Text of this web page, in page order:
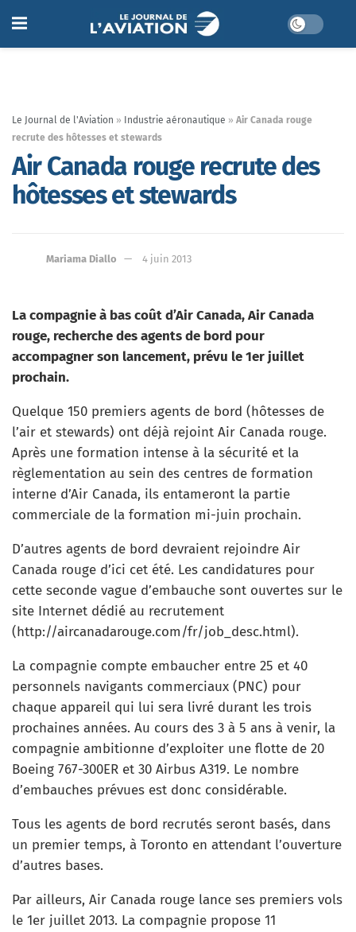
Le Journal de l'Aviation » Industrie aéronautique » Air Canada rouge
recrute des hôtesses et stewards
Air Canada rouge recrute des
hôtesses et stewards
Mariama Diallo 4 juin 2013
La compagnie à bas coût d’Air Canada, Air Canada
rouge, recherche des agents de bord pour
accompagner son lancement, prévu le 1er juillet
prochain.
Quelque 150 premiers agents de bord (hôtesses de
l’air et stewards) ont déjà rejoint Air Canada rouge.
Après une formation intense à la sécurité et la
règlementation au sein des centres de formation
interne d’Air Canada, ils entameront la partie
commerciale de la formation mi-juin prochain.
D’autres agents de bord devraient rejoindre Air
Canada rouge d’ici cet été. Les candidatures pour
cette seconde vague d’embauche sont ouvertes sur le
site Internet dédié au recrutement
(http://aircanadarouge.com/fr/job_desc.html).
La compagnie compte embaucher entre 25 et 40
personnels navigants commerciaux (PNC) pour
chaque appareil qui lui sera livré durant les trois
prochaines années. Au cours des 3 à 5 ans à venir, la
compagnie ambitionne d’exploiter une flotte de 20
Boeing 767-300ER et 30 Airbus A319. Le nombre
d’embauches prévues est donc considérable.
Tous les agents de bord recrutés seront basés, dans
un premier temps, à Toronto en attendant l’ouverture
d’autres bases.
Par ailleurs, Air Canada rouge lance ses premiers vols
le 1er juillet 2013. La compagnie propose 11